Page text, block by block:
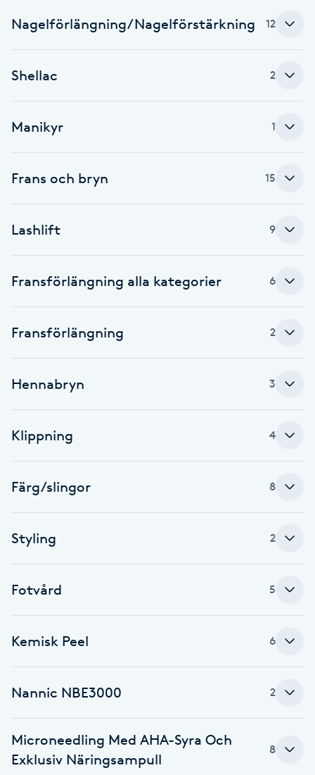
Celluliter
Coachning
D
Damklippning
Diamantslipning
E
Enzympeeling
Extensions
F
Face framing
Fet hårbotten
Fibromassage
Fotmassage
Nagelförlängning/Nagelförstärkning 12
Shellac 2
Manikyr 1
Frans och bryn 15
Lashlift 9
Fransförlängning alla kategorier 6
Fransförlängning 2
Hennabryn 3
Klippning 4
Färg/slingor 8
Styling 2
Fotvård 5
Kemisk Peel 6
Nannic NBE3000 2
Microneedling Med AHA-Syra Och
Exklusiv Näringsampull
8